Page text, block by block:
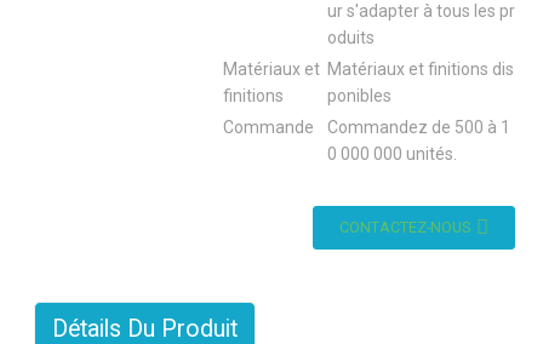
ur s'adapter à tous les pr
oduits
Matériaux et
finitions
Matériaux et finitions dis
ponibles
Commande
Commandez de 500 à 1
0 000 000 unités.
CONTACTEZ-NOUS
Détails Du Produit